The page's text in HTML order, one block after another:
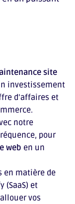
site
investissement
d’affaires et
notre
pour
web en un
en matière de
(SaaS) et
vos